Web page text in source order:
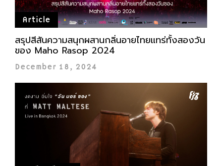
Article
สรุปสีสันความสนุกผสานกลิ่นอายไทยแทร่ทั้งสองวัน
ของ Maho Rasop 2024
December 18, 2024